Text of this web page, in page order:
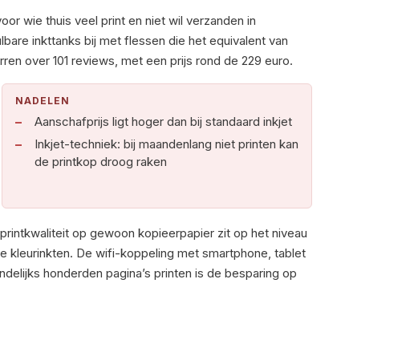
wie thuis veel print en niet wil verzanden in
inkttanks bij met flessen die het equivalent van
over 101 reviews, met een prijs rond de 229 euro.
NADELEN
Aanschafprijs ligt hoger dan bij standaard inkjet
Inkjet-techniek: bij maandenlang niet printen kan
de printkop droog raken
op gewoon kopieerpapier zit op het niveau
kleurinkten. De wifi-koppeling met smartphone, tablet
honderden pagina’s printen is de besparing op